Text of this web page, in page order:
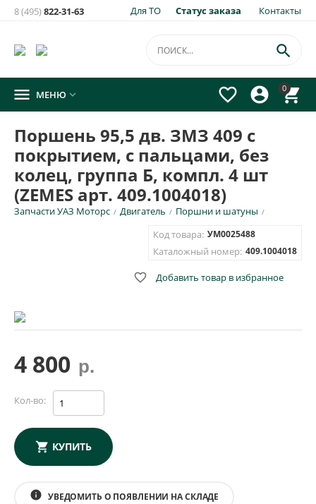
Для ТО Статус заказа Контакты
8 (495)822-31-63
0




 МЕНЮ 
Поршень 95,5 дв. ЗМЗ 409 с
покрытием, с пальцами, без
колец, группа Б, компл. 4 шт
(ZEMES арт. 409.1004018)
Запчасти УАЗ Моторс / Двигатель / Поршни и шатуны /
Код товара: УМ0025488
Каталожный номер: 409.1004018
 Добавить товар в избранное
4 800 р.
Кол-во:
КУПИТЬ
info УВЕДОМИТЬ О ПОЯВЛЕНИИ НА СКЛАДЕ
товара:
×
Поршень 95,5 дв. ЗМЗ 409 с покрытием, с пальцами, без
колец, группа Б, компл. 4 шт (ZEMES арт. 409.1004018)
E-mail для уведомления письмом
Номер телефона для SMS уведомления